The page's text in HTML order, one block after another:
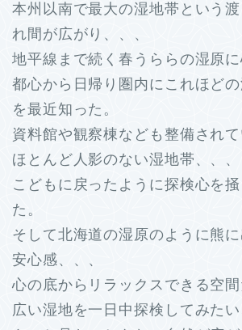
本州以南で最大の湿地帯という
れ間が広がり、、、
地平線まで続く春うららの湿原に
都心から日帰り圏内にこれほど
を最近知った。
資料館や観察棟なども整備されて
ほとんど人影のない湿地帯、、、
こどもに戻ったように探検心を
た。
そして北海道の湿原のように熊
安心感、、、
心の底からリラックスできる空間
広い湿地を一日中探検してみたい